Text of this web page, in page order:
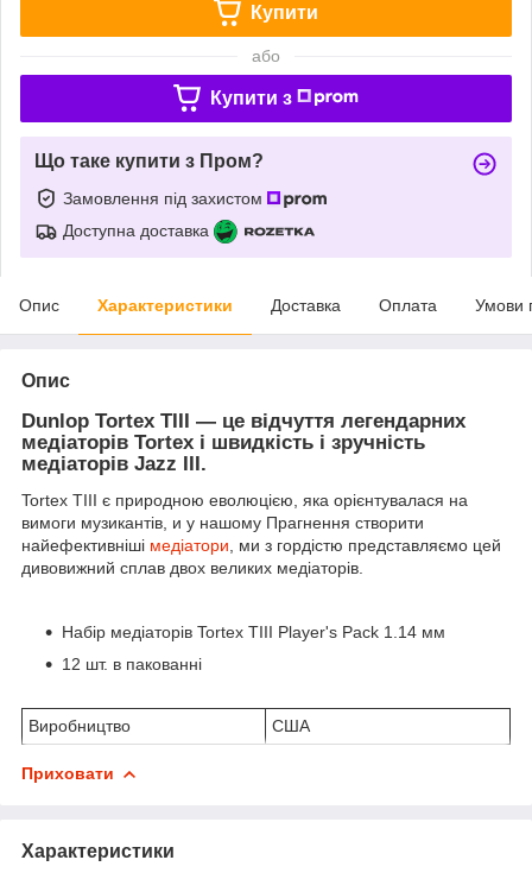
Купити
або
Купити з
Що таке купити з Пром?
Замовлення під захистом
Доступна доставка
Опис Характеристики Доставка Оплата Умови
Опис
Dunlop Tortex TIII — це відчуття легендарних
медіаторів Tortex і швидкість і зручність
медіаторів Jazz III.
Tortex TIII є природною еволюцією , яка орієнтувалася на
вимоги музикантів и у нашому Прагнення створити
найефективніші медіатори ми з гордістю представляємо цей
дивовижний сплав двох великих медіаторів.
Набір медіаторів Tortex TIII Player's Pack 1.14 мм
12 шт. в пакованні
Виробництво США
Приховати
Характеристики